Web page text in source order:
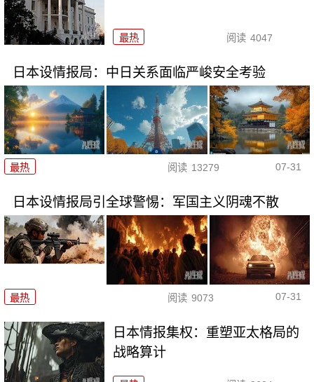
最热 阅读 4047
日本设情报局：中日关系面临严峻安全考验
最热 阅读 13279 07-31
日本设情报局引全球警惕：军国主义阴魂不散
最热 阅读 9073 07-31
日本情报集权：重塑亚太格局的
战略算计